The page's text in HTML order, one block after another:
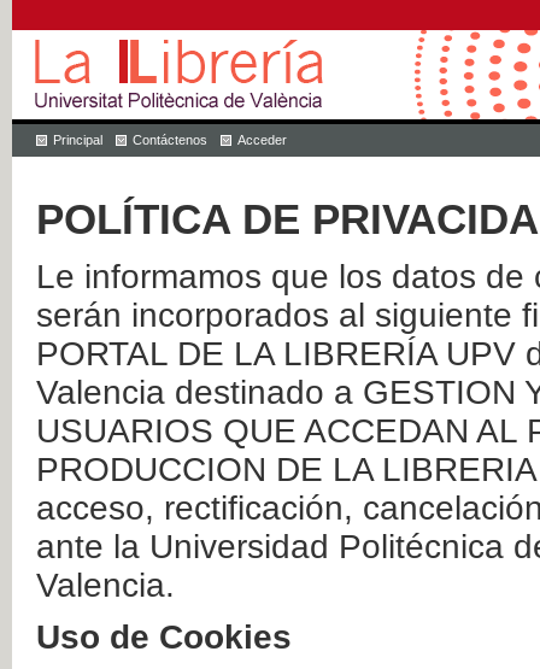
Principal Contáctenos Acceder
POLÍTICA DE
Le informamos que los datos
serán incorporados al siguiente
PORTAL DE LA LIBRERÍA
Valencia destinado a GESTION
USUARIOS QUE ACCEDAN AL
PRODUCCION DE LA
acceso, rectificación,
ante la Universidad Politécnica
Valencia.
Uso de Cookies